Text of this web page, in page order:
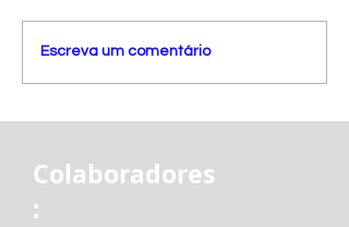
Escreva um comentário
Colaboradores
: